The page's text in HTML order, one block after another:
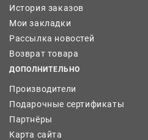
История заказов
Мои закладки
Рассылка новостей
Возврат товара
ДОПОЛНИТЕЛЬНО
Производители
Подарочные сертификаты
Партнёры
Карта сайта